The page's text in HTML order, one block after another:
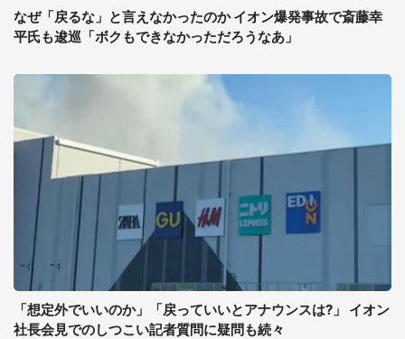
なぜ「戻るな」と言えなかったのか イオン爆発事故で斎藤幸
平氏も逡巡「ボクもできなかっただろうなあ」
「想定外でいいのか」「戻っていいとアナウンスは?」 イオン
社長会見でのしつこい記者質問に疑問も続々